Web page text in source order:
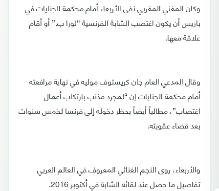
وكان المغني المغربي نفى الأربعاء أمام محكمة الجنايات في
باريس أن يكون اغتصب الشابة الفرنسية “لورا ب.” أو أقام
علاقة معها.
وقال المدعي العام جان كريستوف موليه في نهاية مرافعته
أمام محكمة الجنايات إن “لمجرد مذنب بارتكاب أعمال
اغتصاب”، مطالباً أيضاً بحظر دخوله إلى فرنسا لخمس سنوات
بعد قضاء عقوبته.
والأربعاء، روى النجم الغنائي المعروف في العالم العربي
تفاصيل ما حصل عند لقائه الشابة في أكتوبر 2016.